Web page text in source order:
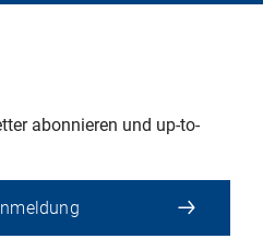
abonnieren und up-to-